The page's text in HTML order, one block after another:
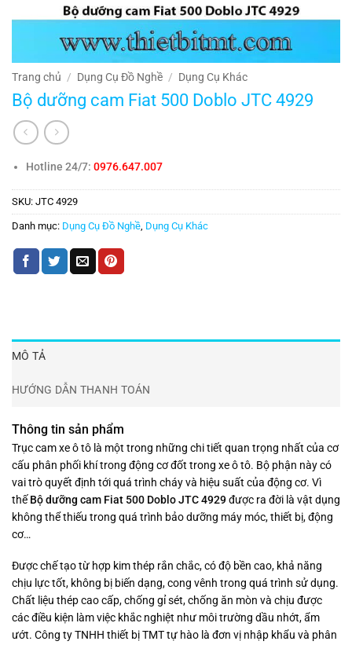
Trang chủ / Dụng Cụ Đồ Nghề / Dụng Cụ Khác
Bộ dưỡng cam Fiat 500 Doblo JTC 4929
Hotline 24/7:0976.647.007
SKU: JTC 4929
Danh mục: Dụng Cụ Đồ Nghề Dụng Cụ Khác
MÔ TẢ
HƯỚNG DẪN THANH TOÁN
Thông tin sản phẩm
Trục cam xe ô tô là một trong những chi tiết quan trọng nhất của cơ
cấu phân phối khí trong động cơ đốt trong xe ô tô. Bộ phận này có
vai trò quyết định tới quá trình cháy và hiệu suất của động cơ. Vì
thếBộ dưỡng cam Fiat 500 Doblo JTC 4929được ra đời là vật dụng
không thể thiếu trong quá trình bảo dưỡng máy móc, thiết bị, động
cơ…
Được chế tạo từ hợp kim thép rắn chắc, có độ bền cao, khả năng
chịu lực tốt, không bị biến dạng, cong vênh trong quá trình sử dụng.
Chất liệu thép cao cấp, chống gỉ sét, chống ăn mòn và chịu được
các điều kiện làm việc khắc nghiệt như môi trường dầu nhớt, ẩm
ướt. Công ty TNHH thiết bị TMT tự hào là đơn vị nhập khẩu và phân